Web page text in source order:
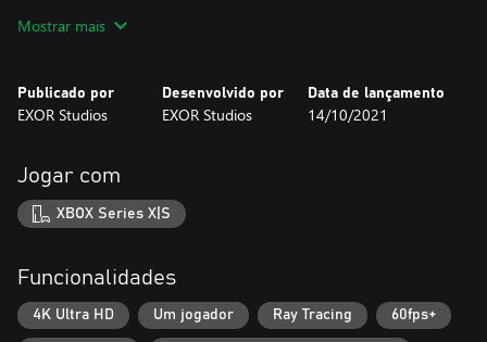
prioridades e quais tecnologias usar. Afinal de contas, você é o
Sua missão é sobreviver por um determinado tempo,
combatendo ondas de criaturas inimigas cada vez mais difíceis.
rejogabilidade quase ilimitada.
SANDBOX
Se a luta intensa pela sobrevivência não for da sua preferência,
experimente o modo Sandbox, onde damos a você o controle
condições climáticas.
Sua tarefa é construir uma fenda de mão dupla de volta à Terra.
Essa é uma invenção complexa, que requer quantidades enormes
Mostrar mais
Publicado por
EXOR Studios
Desenvolvido por
EXOR Studios
Data de lançamento
14/10/2021
Jogar com
XBOX Series X|S
Funcionalidades
4K Ultra HD Um jogador Ray Tracing 60fps+